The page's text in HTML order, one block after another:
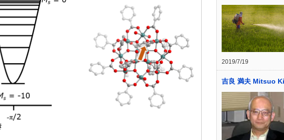
2019/7/19
吉良 満夫 Mitsuo